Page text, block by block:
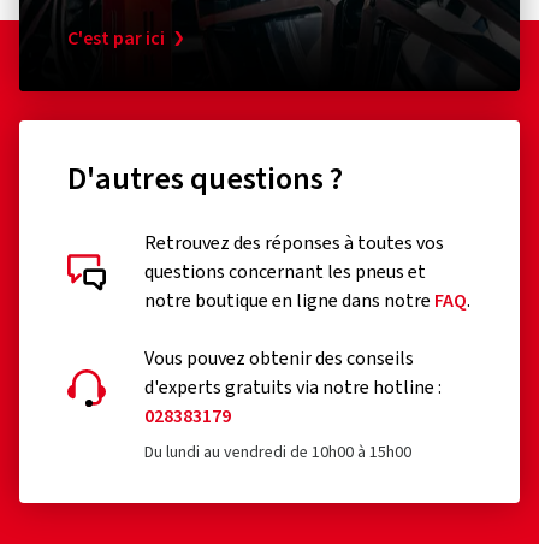
C'est par ici
D'autres questions ?
Retrouvez des réponses à toutes vos
questions concernant les pneus et
notre boutique en ligne dans notre FAQ.
Vous pouvez obtenir des conseils
d'experts gratuits via notre hotline :
028383179
Du lundi au vendredi de 10h00 à 15h00